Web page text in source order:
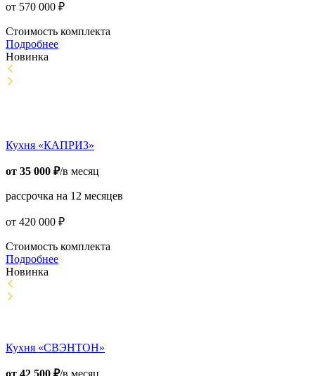
от 570 000 ₽
Стоимость комплекта
Подробнее
Новинка
Кухня «КАПРИЗ»
от 35 000 ₽/в месяц
рассрочка на 12 месяцев
от 420 000 ₽
Стоимость комплекта
Подробнее
Новинка
Кухня «СВЭНТОН»